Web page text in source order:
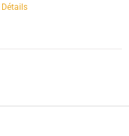
Détails